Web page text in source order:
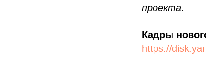
проекта.
Кадры
https://